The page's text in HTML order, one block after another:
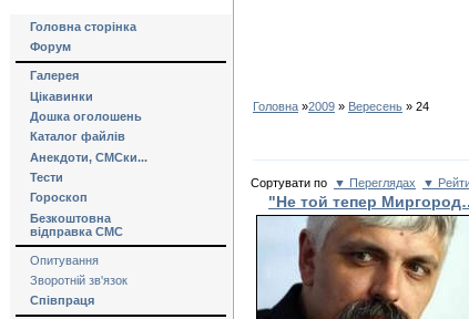
Головна сторінка
Форум
Галерея
Цікавинки
Дошка оголошень
Каталог файлів
Анекдоти, СМСки...
Тести
Гороскоп
Безкоштовна
відправка СМС
Опитування
Зворотній зв'язок
Співпраця
Головна »2009 » Вересень » 24
Сортувати по ▼ Переглядах ▼
"Не той тепер